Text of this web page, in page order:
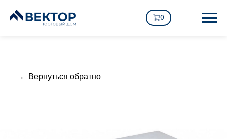
0
Вернуться обратно